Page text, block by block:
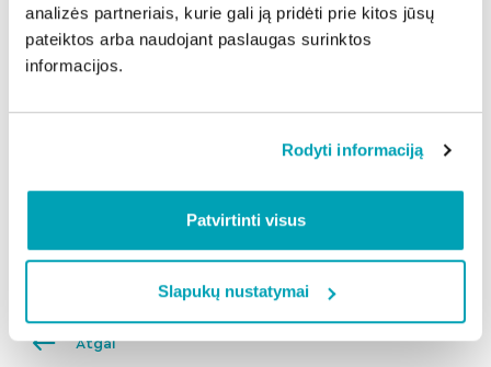
analizės partneriais, kurie gali ją pridėti prie kitos jūsų
pateiktos arba naudojant paslaugas surinktos
informacijos.
Rodyti informaciją
Patvirtinti visus
Slapukų nustatymai
aranžuotėmis, o bendras pasirodymas taps vienu iš
akcentų šiemet minimam 790-ajam Šiaulių miesto
Daugiau informacijos:
https://www.facebook.com/bigbandfestivalsiauliai
Dalintis naujiena:
Atgal